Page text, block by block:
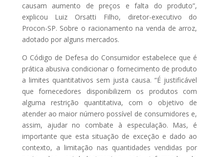
causam aumento de preços e falta do produto”,
explicou Luiz Orsatti Filho, diretor-executivo do
Procon-SP. Sobre o racionamento na venda de arroz,
adotado por alguns mercados.
O Código de Defesa do Consumidor estabelece que é
prática abusiva condicionar o fornecimento de produto
a limites quantitativos sem justa causa. “É justificável
que fornecedores disponibilizem os produtos com
alguma restrição quantitativa, com o objetivo de
atender ao maior número possível de consumidores e,
assim, ajudar no combate à especulação. Mas, é
importante que esta situação de exceção e dado ao
contexto, a limitação nas quantidades vendidas por